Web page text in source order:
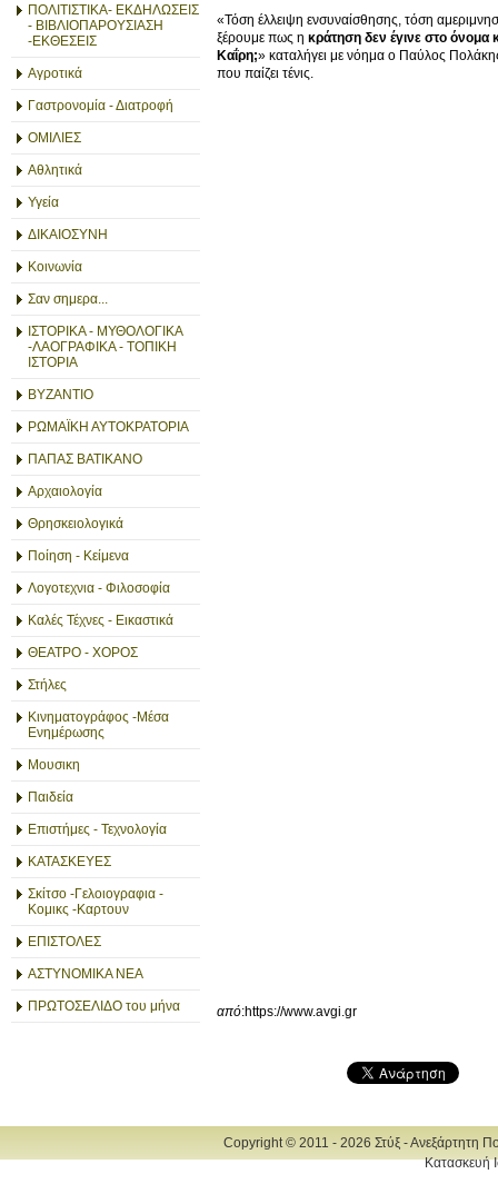
ΠΟΛΙΤΙΣΤΙΚΑ- ΕΚΔΗΛΩΣΕΙΣ
- ΒΙΒΛΙΟΠΑΡΟΥΣΙΑΣΗ
-ΕΚΘΕΣΕΙΣ
Αγροτικά
Γαστρονομία - Διατροφή
ΟΜΙΛΙΕΣ
Αθλητικά
Υγεία
ΔΙΚΑΙΟΣΥΝΗ
Κοινωνία
Σαν σημερα...
ΙΣΤΟΡΙΚΑ - ΜΥΘΟΛΟΓΙΚΑ
-ΛΑΟΓΡΑΦΙΚΑ - ΤΟΠΙΚΗ
ΙΣΤΟΡΙΑ
ΒΥΖΑΝΤΙΟ
ΡΩΜΑΪΚΗ ΑΥΤΟΚΡΑΤΟΡΙΑ
ΠΑΠΑΣ ΒΑΤΙΚΑΝΟ
Αρχαιολογία
Θρησκειολογικά
Ποίηση - Κείμενα
Λογοτεχνια - Φιλοσοφία
Καλές Τέχνες - Εικαστικά
ΘΕΑΤΡΟ - ΧΟΡΟΣ
Στήλες
Κινηματογράφος -Μέσα
Ενημέρωσης
Μουσικη
Παιδεία
Επιστήμες - Τεχνολογία
ΚΑΤΑΣΚΕΥΕΣ
Σκίτσο -Γελοιογραφια -
Κομικς -Καρτουν
ΕΠΙΣΤΟΛΕΣ
ΑΣΤΥΝΟΜΙΚΑ ΝΕΑ
ΠΡΩΤΟΣΕΛΙΔΟ του μήνα
«Τόση έλλειψη ενσυναίσθησης, τόση
ξέρουμε πως η κράτηση δεν έγινε στο
Καΐρη;» καταλήγει με νόημα ο Παύλος
που παίζει τένις.
από:https://www.avgi.gr
Copyright © 2011 - 2026 Στύξ - Ανεξάρτητη
Κατασκευή